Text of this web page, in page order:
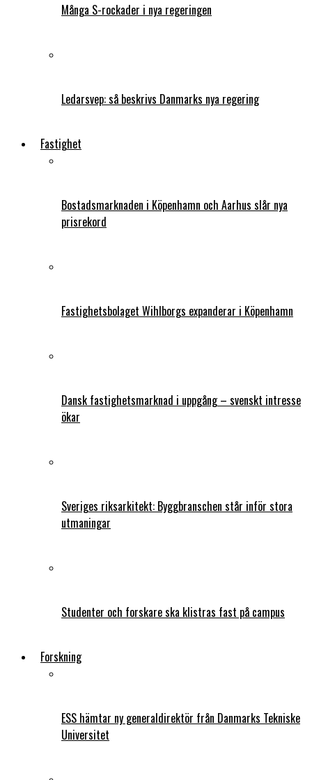
Många S-rockader i nya regeringen
Ledarsvep: så beskrivs Danmarks nya regering
Fastighet
Bostadsmarknaden i Köpenhamn och Aarhus slår nya
prisrekord
Fastighetsbolaget Wihlborgs expanderar i Köpenhamn
Dansk fastighetsmarknad i uppgång – svenskt intresse
ökar
Sveriges riksarkitekt: Byggbranschen står inför stora
utmaningar
Studenter och forskare ska klistras fast på campus
Forskning
ESS hämtar ny generaldirektör från Danmarks Tekniske
Universitet